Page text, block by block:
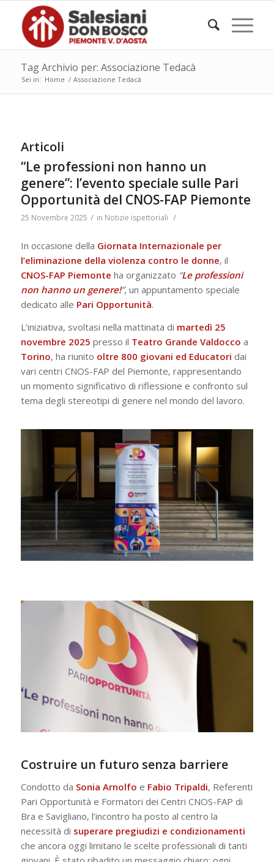
Tag Archivio per: Associazione Tedacà
Sei in: Home / Associazione Tedacà
Articoli
“Le professioni non hanno un
genere”: l’evento speciale sulle Pari
Opportunità del CNOS-FAP Piemonte
25 Novembre 2025 / in Notizie ispettoriali /
In occasione della Giornata Internazionale per
l’eliminazione della violenza contro le donne, il
CNOS-FAP Piemonte ha organizzato “Le professioni
non hanno un genere!”, un appuntamento speciale
dedicato alle Pari Opportunità.
L’iniziativa, svoltasi nella mattinata di martedì 25
novembre 2025 presso il Teatro Grande Valdocco a
Torino, ha riunito oltre 800 giovani ed Educatori dai
vari centri CNOS-FAP del Piemonte, rappresentando
un momento significativo di riflessione e confronto sul
tema degli stereotipi di genere nel mondo del lavoro.
Costruire un futuro senza barriere
Condotto da Sonia Arnolfo e Fabio Tripaldi, Referenti
Pari Opportunità e Formatori dei Centri CNOS-FAP di
Bra e Savigliano, l’incontro ha posto al centro la
necessità di superare pregiudizi e condizionamenti
che ancora oggi limitano le scelte professionali di tanti